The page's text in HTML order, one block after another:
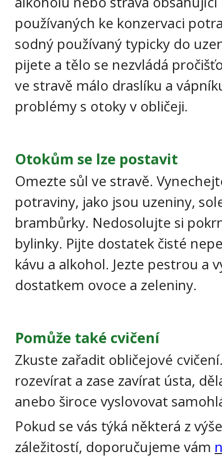
používaných ke konzervaci
sodný používaný typicky do
pijete a tělo se nezvládá
ve stravě málo draslíku a
problémy s otoky v obličeji.
Otokům se lze postavit
Omezte sůl ve stravě.
potraviny, jako jsou uzeniny,
brambůrky. Nedosolujte si
bylinky. Pijte dostatek čisté
kávu a alkohol. Jezte pestrou a
dostatkem ovoce a zeleniny.
Pomůže také cvičení
Zkuste zařadit obličejové
rozevírat a zase zavírat ústa,
anebo široce vyslovovat
Pokud se vás týká některá z
záležitostí, doporučujeme vám